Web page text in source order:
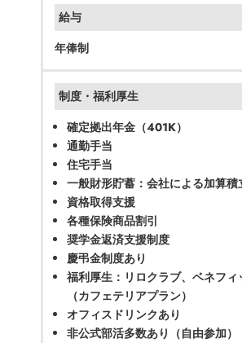
給与
年俸制
制度・福利厚生
確定拠出年金（401K）
通勤手当
住宅手当
一般財形貯蓄：会社による加算積
資格取得支援
各種保険商品割引
奨学金返済支援制度
慶弔金制度あり
福利厚生：リロクラブ、ベネフィ
（カフェテリアプラン）
オフィスドリンクあり
非公式部活多数あり（自由参加）